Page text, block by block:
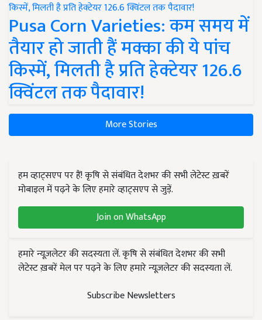
Pusa Corn Varieties: कम समय में
तैयार हो जाती हैं मक्का की ये पांच
किस्में, मिलती है प्रति हेक्टेयर 126.6
क्विंटल तक पैदावार!
More Stories
हम व्हाट्सएप पर हैं! कृषि से संबंधित देशभर की सभी लेटेस्ट ख़बरें
मोबाइल में पढ़ने के लिए हमारे व्हाट्सएप से जुड़ें.
Join on WhatsApp
हमारे न्यूज़लेटर की सदस्यता लें. कृषि से संबंधित देशभर की सभी
लेटेस्ट ख़बरें मेल पर पढ़ने के लिए हमारे न्यूज़लेटर की सदस्यता लें.
Subscribe Newsletters